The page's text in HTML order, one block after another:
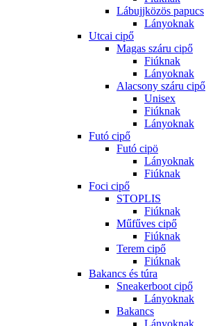
Lábujjközös papucs
Lányoknak
Utcai cipő
Magas száru cipő
Fiúknak
Lányoknak
Alacsony száru cipő
Unisex
Fiúknak
Lányoknak
Futó cipő
Futó cipö
Lányoknak
Fiúknak
Foci cipő
STOPLIS
Fiúknak
Műfűves cipő
Fiúknak
Terem cipő
Fiúknak
Bakancs és túra
Sneakerboot cipő
Lányoknak
Bakancs
Lányoknak